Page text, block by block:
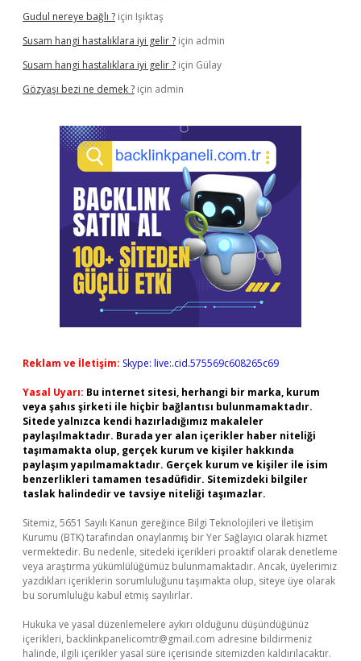
Gudul nereye bağlı ? için Işıktaş
Susam hangi hastalıklara iyi gelir ? için admin
Susam hangi hastalıklara iyi gelir ? için Gülay
Gözyaşı bezi ne demek ? için admin
Reklam ve İletişim: Skype: live:.cid.575569c608265c69
Yasal Uyarı: Bu internet sitesi, herhangi bir marka, kurum
veya şahıs şirketi ile hiçbir bağlantısı bulunmamaktadır.
Sitede yalnızca kendi hazırladığımız makaleler
paylaşılmaktadır. Burada yer alan içerikler haber niteliği
taşımamakta olup, gerçek kurum ve kişiler hakkında
paylaşım yapılmamaktadır. Gerçek kurum ve kişiler ile isim
benzerlikleri tamamen tesadüfidir. Sitemizdeki bilgiler
taslak halindedir ve tavsiye niteliği taşımazlar.
Sitemiz, 5651 Sayılı Kanun gereğince Bilgi Teknolojileri ve İletişim
Kurumu (BTK) tarafından onaylanmış bir Yer Sağlayıcı olarak hizmet
vermektedir. Bu nedenle, sitedeki içerikleri proaktif olarak denetleme
veya araştırma yükümlülüğümüz bulunmamaktadır. Ancak, üyelerimiz
yazdıkları içeriklerin sorumluluğunu taşımakta olup, siteye üye olarak
bu sorumluluğu kabul etmiş sayılırlar.
Hukuka ve yasal düzenlemelere aykırı olduğunu düşündüğünüz
içerikleri, backlinkpanelicomtr@gmail.com adresine bildirmeniz
halinde, ilgili içerikler yasal süre içerisinde sitemizden kaldırılacaktır.